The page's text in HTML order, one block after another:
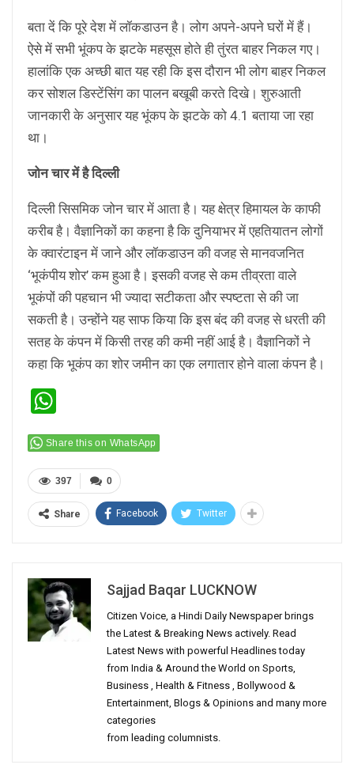
बता दें कि पूरे देश में लॉकडाउन है। लोग अपने-अपने घरों में हैं।
ऐसे में सभी भूंकप के झटके महसूस होते ही तुंरत बाहर निकल गए।
हालांकि एक अच्‍छी बात यह रही कि इस दौरान भी लोग बाहर निकल
कर सोशल डिस्‍टेंसिंग का पालन बखूबी करते दिखे। शुरुआती
जानकारी के अनुसार यह भूंकप के झटके को 4.1 बताया जा रहा
था।
जोन चार में है दिल्‍ली
दिल्‍ली सिसमिक जोन चार में आता है। यह क्षेत्र हिमायल के काफी
करीब है। वैज्ञानिकों का कहना है कि दुनियाभर में एहतियातन लोगों
के क्वारंटाइन में जाने और लॉकडाउन की वजह से मानवजनित
‘भूकंपीय शोर’ कम हुआ है। इसकी वजह से कम तीव्रता वाले
भूकंपों की पहचान भी ज्यादा सटीकता और स्पष्टता से की जा
सकती है। उन्होंने यह साफ किया कि इस बंद की वजह से धरती की
सतह के कंपन में किसी तरह की कमी नहीं आई है। वैज्ञानिकों ने
कहा कि भूकंप का शोर जमीन का एक लगातार होने वाला कंपन है।
Share this on WhatsApp
0
397
Share Facebook Twitter
Sajjad Baqar LUCKNOW
Citizen Voice, a Hindi Daily Newspaper brings
the Latest & Breaking News actively. Read
Latest News with powerful Headlines today
from India & Around the World on Sports,
Business , Health & Fitness , Bollywood &
Entertainment, Blogs & Opinions and many more
categories
from leading columnists.